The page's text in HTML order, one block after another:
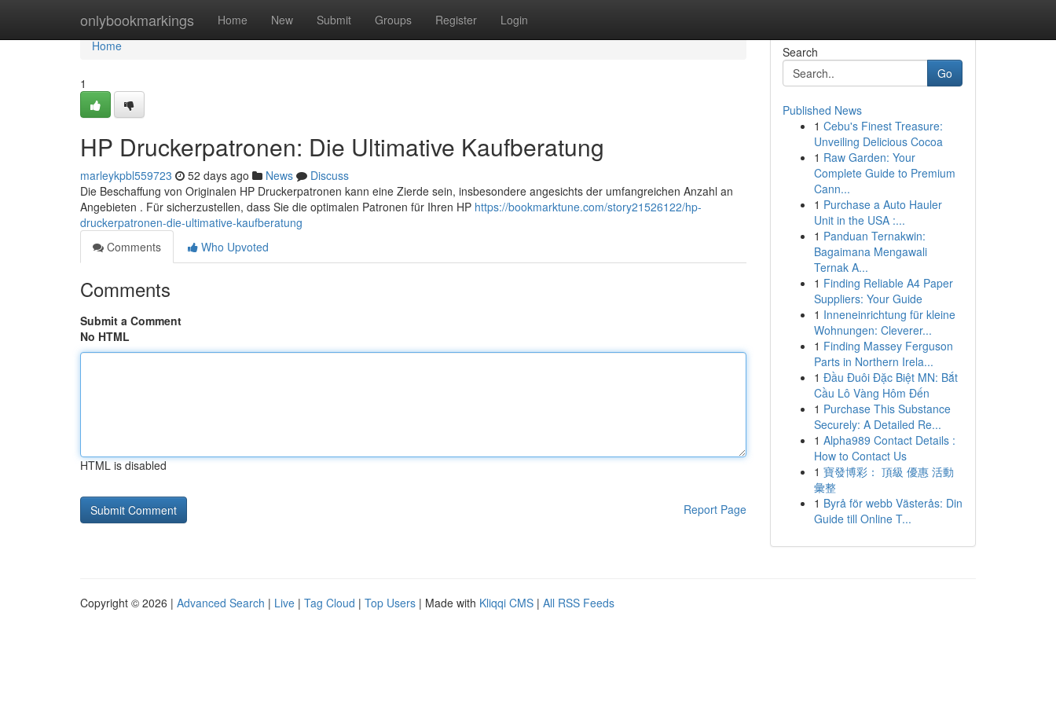
onlybookmarkings Home New Submit Groups Register Login
Home
Home
1
HP Druckerpatronen: Die Ultimative Kaufberatung
marleykpbl559723 52 days ago News
Discuss
Die Beschaffung von Originalen HP Druckerpatronen kann eine Zierde sein, insbesondere angesichts der umfangreichen Anzahl an
Angebieten . Für sicherzustellen, dass Sie die optimalen Patronen für Ihren HP https://bookmarktune.com/story21526122/hp-
druckerpatronen-die-ultimative-kaufberatung
Comments
Who Upvoted
Comments
Submit a Comment
No HTML
HTML is disabled
Report Page
Search
Go
Published News
1 Cebu's Finest Treasure:
Unveiling Delicious Cocoa
1 Raw Garden: Your
Complete Guide to Premium
Cann...
1 Purchase a Auto Hauler
Unit in the USA :...
1 Panduan Ternakwin:
Bagaimana Mengawali
Ternak A...
1 Finding Reliable A4 Paper
Suppliers: Your Guide
1 Inneneinrichtung für kleine
Wohnungen: Cleverer...
1 Finding Massey Ferguson
Parts in Northern Irela...
1 Đầu Đuôi Đặc Biệt MN: Bắt
Cầu Lô Vàng Hôm Đến
1 Purchase This Substance
Securely: A Detailed Re...
1 Alpha989 Contact Details :
How to Contact Us
1 寶發博彩： 頂級 優惠 活動
彙整
1 Byrå för webb Västerås: Din
Guide till Online T...
Copyright © 2026 | Advanced Search | Live | Tag Cloud | Top Users | Made with Kliqqi CMS | All RSS Feeds